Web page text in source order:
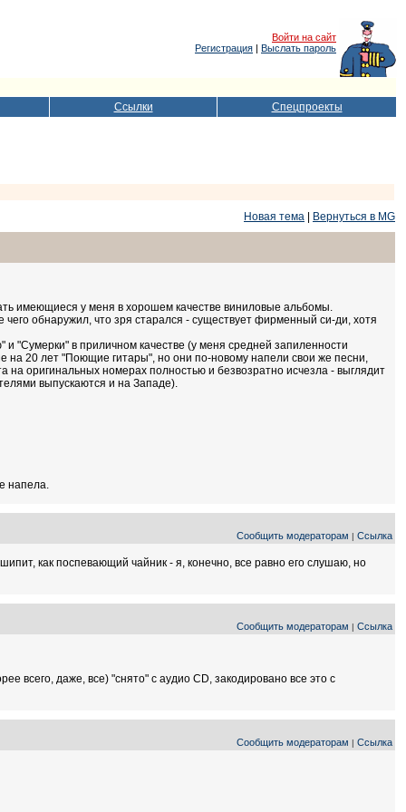
Войти на сайт
Регистрация | Выслать пароль
Ссылки Спецпроекты
Новая тема
Вернуться в MG
имеющиеся у меня в хорошем качестве виниловые альбомы.
обнаружил, что зря старался - существует фирменный си-ди, хотя
"Сумерки" в приличном качестве (у меня средней запиленности
на 20 лет "Поющие гитары", но они по-новому напели свои же песни,
на оригинальных номерах полностью и безвозратно исчезла - выглядит
выпускаются и на Западе).
напела.
Сообщить модераторам | Ссылка
как поспевающий чайник - я, конечно, все равно его слушаю, но
Сообщить модераторам | Ссылка
всего, даже, все) "снято" с аудио CD, закодировано все это с
Сообщить модераторам | Ссылка